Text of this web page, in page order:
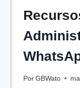
Por GBWato